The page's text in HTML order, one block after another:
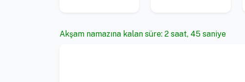
Akşam namazına kalan süre: 2 saat, 45 saniye